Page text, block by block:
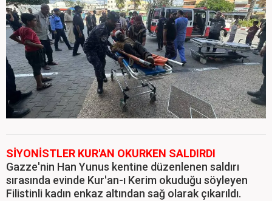
SİYONİSTLER KUR'AN OKURKEN SALDIRDI
Gazze'nin Han Yunus kentine düzenlenen saldırı
sırasında evinde Kur'an-ı Kerim okuduğu söyleyen
Filistinli kadın enkaz altından sağ olarak çıkarıldı.